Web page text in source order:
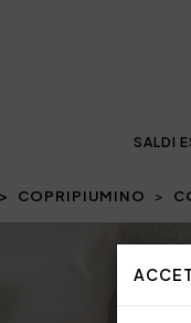
SALDI
COPRIPIUMINO